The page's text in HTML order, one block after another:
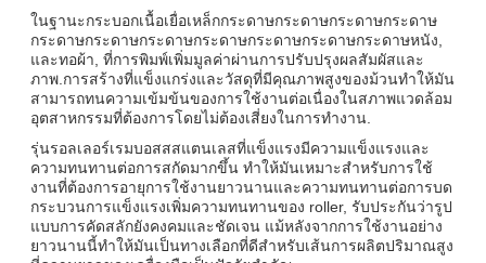
ในฐานะกระบอกเนื้อเยื่อเหล็กกระดาษกระดาษกระดาษกระดาษ
กระดาษกระดาษกระดาษกระดาษกระดาษกระดาษกระดาษหนัง,
และทอผ้า, ที่การพิมพ์เพิ่มมูลค่าผ่านการปรับปรุงผลสัมผัสและ
ภาพ.การสร้างที่แข็งแกร่งและวัสดุที่มีคุณภาพสูงของม้วนทําให้มัน
สามารถทนความเข้มข้นของการใช้งานต่อเนื่องในสภาพแวดล้อม
อุตสาหกรรมที่ต้องการโดยไม่ต้องเสี่ยงในการทํางาน.
รุ่นรอลเลอร์เรมบอสสสแตนเลสที่แข็งแรงมีความแข็งแรงและ
ความทนทานต่อการสกัดมากขึ้น ทําให้มันเหมาะสําหรับการใช้
งานที่ต้องการอายุการใช้งานยาวนานและความทนทานต่อการบด
กระบวนการแข็งแรงเพิ่มความทนทานของ roller, รับประกันว่ารูป
แบบการคัดสลักยังคงคมและชัดเจน แม้หลังจากการใช้งานอย่าง
ยาวนานนี้ทําให้มันเป็นทางเลือกที่ดีสําหรับเส้นการผลิตปริมาณสูง